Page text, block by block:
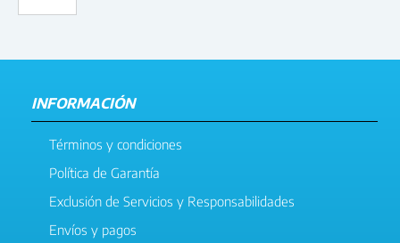
INFORMACIÓN
Términos y condiciones
Política de Garantía
Exclusión de Servicios y Responsabilidades
Envíos y pagos